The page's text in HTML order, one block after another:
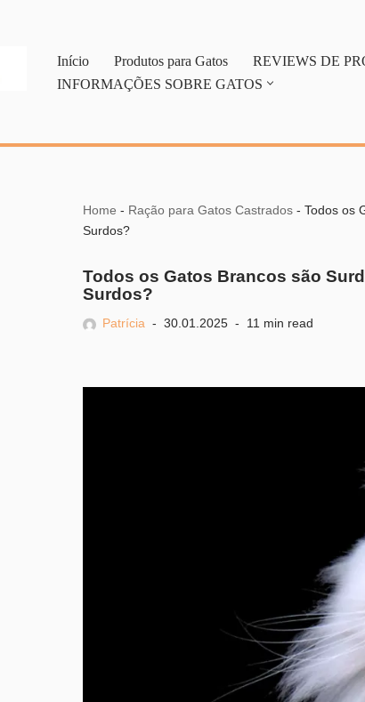
Início Produtos para Gatos
REVIEWS DE
INFORMAÇÕES SOBRE GATOS
Home - Ração para Gatos Castrados- Todos os
Surdos?
Todos os Gatos Brancos são
Surdos?
Patrícia 30.01.2025 11 min read